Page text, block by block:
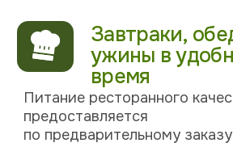
ДАННЫЕ, И НАШ
МЕНЕДЖЕР СВЯЖЕТСЯ
С ВАМИ
Персональный
менеджер